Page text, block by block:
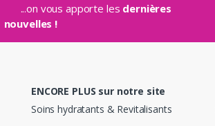
...on vous apporte les dernières
nouvelles !
ENCORE PLUS sur notre site
Soins hydratants & Revitalisants